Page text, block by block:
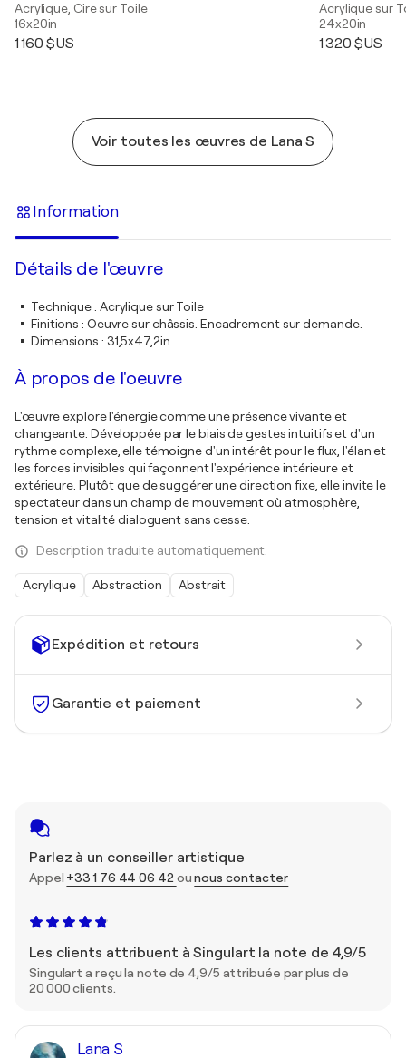
Expédition et retours
Garantie et paiement
Parlez à un conseiller artistique
Appel +33 1 76 44 06 42 ounous contacter
Les clients attribuent à Singulart la note de 4,9/5
Singulart a reçu la note de 4,9/5 attribuée par plus de
20 000 clients.
Lana S
Acrylique, Cire sur Toile
16x20in
1 160 $US
Acrylique sur
24x20in
1 320 $US
Voir toutes les œuvres de Lana S
Information
Détails de l'œuvre
Technique: Acrylique sur Toile
Finitions : Oeuvre sur châssis. Encadrement sur demande.
Dimensions : 31,5x47,2in
À propos de l'oeuvre
L'œuvre explore l'énergie comme une présence vivante et
changeante. Développée par le biais de gestes intuitifs et d'un
rythme complexe, elle témoigne d'un intérêt pour le flux, l'élan et
les forces invisibles qui façonnent l'expérience intérieure et
extérieure. Plutôt que de suggérer une direction fixe, elle invite le
spectateur dans un champ de mouvement où atmosphère,
tension et vitalité dialoguent sans cesse.
Description traduite automatiquement.
Acrylique Abstraction Abstrait